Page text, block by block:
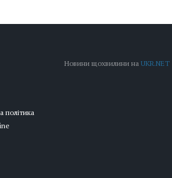
політика
Новини щохвилини наUKR.NET